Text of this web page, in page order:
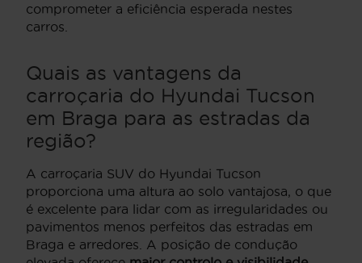
comprometer a eficiência esperada nestes
carros.
Quais as vantagens da
carroçaria do Hyundai Tucson
em Braga para as estradas da
região?
A carroçaria SUV do Hyundai Tucson
proporciona uma altura ao solo vantajosa, o que
é excelente para lidar com as irregularidades ou
pavimentos menos perfeitos das estradas em
Braga e arredores. A posição de condução